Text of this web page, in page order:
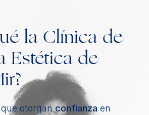
la Clínica de
Estética de
que otorganconfianza en